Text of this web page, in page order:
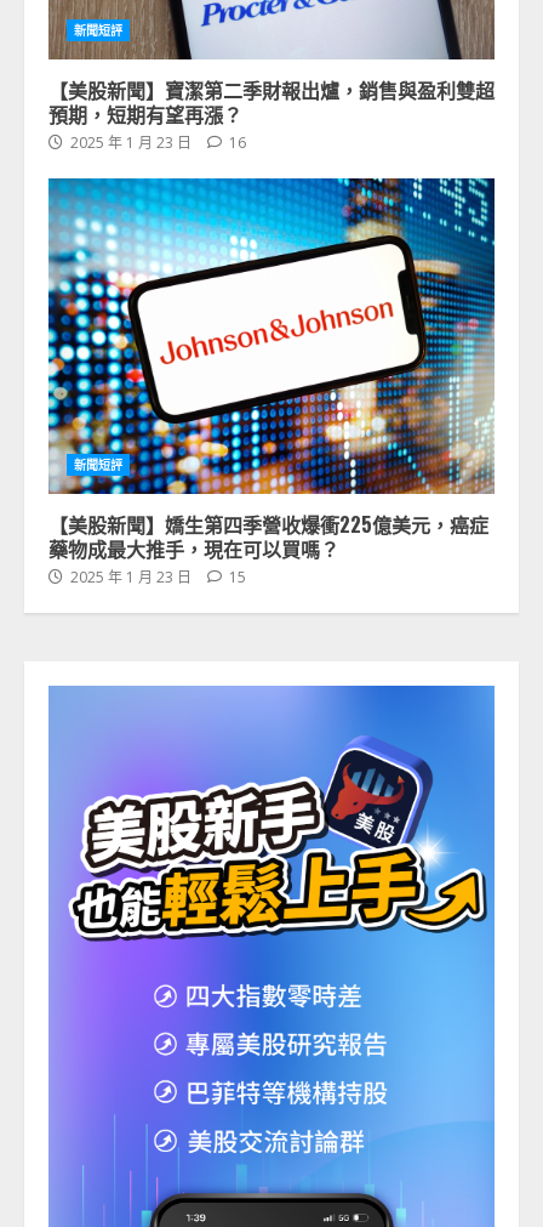
新聞短評
【美股新聞】寶潔第二季財報出爐，銷售與盈利雙超
預期，短期有望再漲？
2025 年 1 月 23 日 16
新聞短評
【美股新聞】嬌生第四季營收爆衝225億美元，癌症
藥物成最大推手，現在可以買嗎？
2025 年 1 月 23 日 15